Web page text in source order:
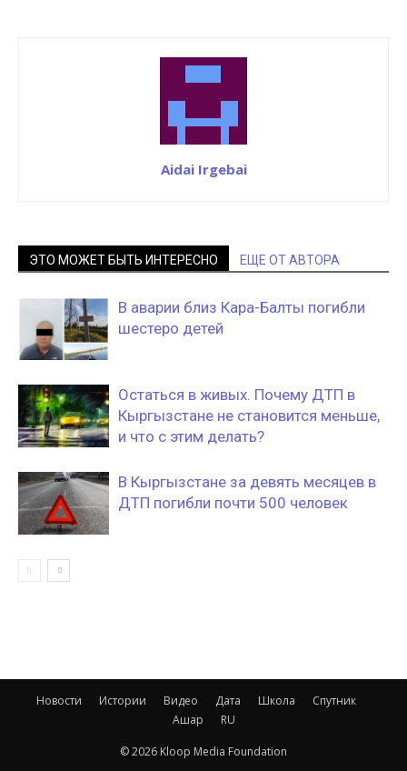
Aidai Irgebai
ЭТО МОЖЕТ БЫТЬ ИНТЕРЕСНО ЕЩЕ ОТ АВТОРА
В аварии близ Кара-Балты погибли
шестеро детей
Остаться в живых. Почему ДТП в
Кыргызстане не становится меньше,
и что с этим делать?
В Кыргызстане за девять месяцев в
ДТП погибли почти 500 человек
Новости Истории Видео Дата Школа
Спутник
Ашар
RU
© 2026 Kloop Media Foundation